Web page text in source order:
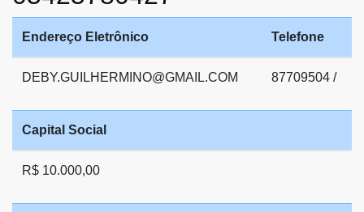
Endereço Eletrônico Telefone
DEBY.GUILHERMINO@GMAIL.COM 87709504 /
Capital Social
R$ 10.000,00